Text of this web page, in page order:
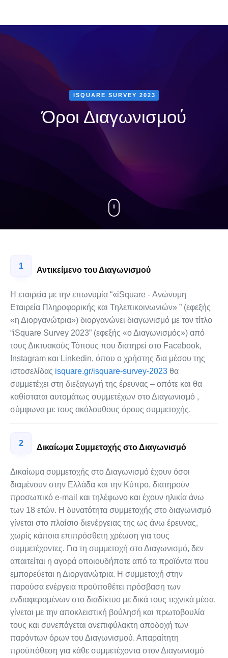
ISQUARE SURVEY 2023
Όροι Διαγωνισμού
1 Αντικείμενο του Διαγωνισμού
Η εταιρεία με την επωνυμία “«iSquare - Ανώνυμη
Εταιρεία Πληροφορικής και Τηλεπικοινωνιών» ” (εφεξής
«η Διοργανώτρια») διοργανώνει διαγωνισμό με τον τίτλο
“iSquare Survey 2023” (εφεξής «ο Διαγωνισμός») από
τους Δικτυακούς Τόπους που διατηρεί στο Facebook,
Instagram και Linkedin, όπου ο χρήστης δια μέσου της
ιστοσελίδας isquare.gr/isquare-survey-2023 θα
συμμετέχει στη διεξαγωγή της έρευνας – οπότε και θα
καθίσταται αυτομάτως συμμετέχων στο Διαγωνισμό ,
σύμφωνα με τους ακόλουθους όρους συμμετοχής.
2 Δικαίωμα Συμμετοχής στο Διαγωνισμό
Δικαίωμα συμμετοχής στο Διαγωνισμό έχουν όσοι
διαμένουν στην Ελλάδα και την Κύπρο, διατηρούν
προσωπικό e-mail και τηλέφωνο και έχουν ηλικία άνω
των 18 ετών. Η δυνατότητα συμμετοχής στο διαγωνισμό
γίνεται στο πλαίσιο διενέργειας της ως άνω έρευνας,
χωρίς κάποια επιπρόσθετη χρέωση για τους
συμμετέχοντες. Για τη συμμετοχή στο Διαγωνισμό, δεν
απαιτείται η αγορά οποιουδήποτε από τα προϊόντα που
εμπορεύεται η Διοργανώτρια. Η συμμετοχή στην
παρούσα ενέργεια προϋποθέτει πρόσβαση των
ενδιαφερομένων στο διαδίκτυο με δικά τους τεχνικά μέσα,
γίνεται με την αποκλειστική βούλησή και πρωτοβουλία
τους και συνεπάγεται ανεπιφύλακτη αποδοχή των
παρόντων όρων του Διαγωνισμού. Απαραίτητη
προϋπόθεση για κάθε συμμετέχοντα στον Διαγωνισμό